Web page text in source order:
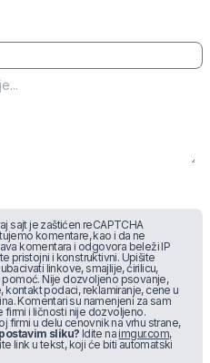
sajt je zaštićen reCAPTCHA
komentare, kao i da ne
komentara i odgovora beleži IP
pristojni i konstruktivni. Upišite
linkove, smajlije, ćirilicu,
pomoć. Nije dozvoljeno psovanje,
kontakt podaci, reklamiranje, cene u
Komentari su namenjeni za sam
i ličnosti nije dozvoljeno.
firmi u delu cenovnik na vrhu strane,
sliku? Idite na imgur.com,
link u tekst, koji će biti automatski